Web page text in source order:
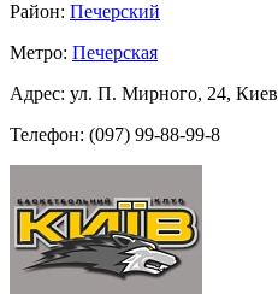
Район: Печерский
Метро: Печерская
Адрес: ул. П. Мирного, 24, Киев
Телефон: (097) 99-88-99-8